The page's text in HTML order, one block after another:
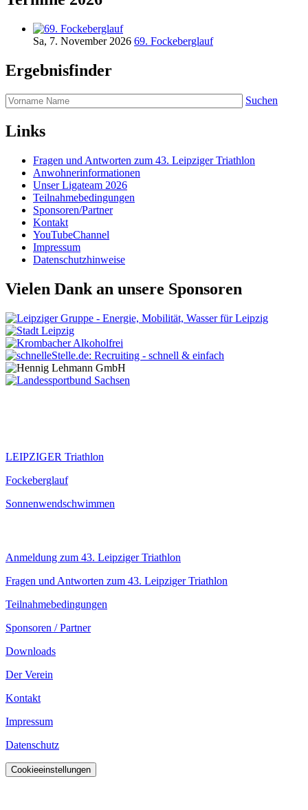
Sa, 7. November 2026 69. Fockeberglauf
Ergebnisfinder
Suchen
Links
Fragen und Antworten zum 43. Leipziger Triathlon
Anwohnerinformationen
Unser Ligateam 2026
Teilnahmebedingungen
Sponsoren/Partner
Kontakt
YouTubeChannel
Impressum
Datenschutzhinweise
Vielen Dank an unsere Sponsoren
LEIPZIGER Triathlon
Fockeberglauf
Sonnenwendschwimmen
Anmeldung zum 43. Leipziger Triathlon
Fragen und Antworten zum 43. Leipziger Triathlon
Teilnahmebedingungen
Sponsoren / Partner
Downloads
Der Verein
Kontakt
Impressum
Datenschutz
Cookieeinstellungen